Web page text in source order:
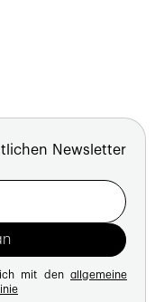
Newsletter
mit den allgemeine